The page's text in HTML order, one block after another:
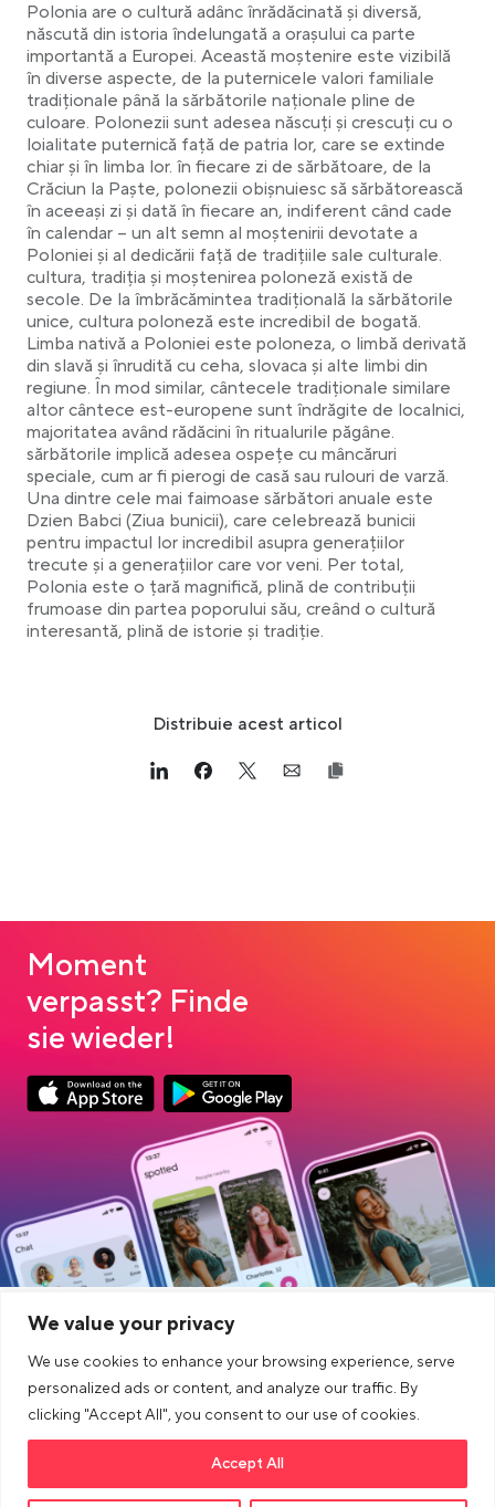
We value your privacy
We use cookies to enhance your browsing experience, serve
personalized ads or content, and analyze our traffic. By
clicking "Accept All", you consent to our use of cookies.
Accept All
Polonia are o cultură adânc înrădăcinată și diversă,
născută din istoria îndelungată a orașului ca parte
importantă a Europei. Această moștenire este vizibilă
în diverse aspecte, de la puternicele valori familiale
tradiționale până la sărbătorile naționale pline de
culoare. Polonezii sunt adesea născuți și crescuți cu o
loialitate puternică față de patria lor, care se extinde
chiar și în limba lor. în fiecare zi de sărbătoare, de la
Crăciun la Paște, polonezii obișnuiesc să sărbătorească
în aceeași zi și dată în fiecare an, indiferent când cade
în calendar – un alt semn al moștenirii devotate a
Poloniei și al dedicării față de tradițiile sale culturale.
cultura, tradiția și moștenirea poloneză există de
secole. De la îmbrăcămintea tradițională la sărbătorile
unice, cultura poloneză este incredibil de bogată.
Limba nativă a Poloniei este poloneza, o limbă derivată
din slavă și înrudită cu ceha, slovaca și alte limbi din
regiune. În mod similar, cântecele tradiționale similare
altor cântece est-europene sunt îndrăgite de localnici,
majoritatea având rădăcini în ritualurile păgâne.
sărbătorile implică adesea ospețe cu mâncăruri
speciale, cum ar fi pierogi de casă sau rulouri de varză.
Una dintre cele mai faimoase sărbători anuale este
Dzien Babci (Ziua bunicii), care celebrează bunicii
pentru impactul lor incredibil asupra generațiilor
trecute și a generațiilor care vor veni. Per total,
Polonia este o țară magnifică, plină de contribuții
frumoase din partea poporului său, creând o cultură
interesantă, plină de istorie și tradiție.
Distribuie acest articol
Link opens in a new tab
>Share on Linkedin
Link opens in a new tab
>Share on Facebook
Link opens in a new tab
>Share on Twitter
Link opens in a new tab
>Share on Email
Moment
verpasst? Finde
sie wieder!
Link opens in a new tabLink opens in a new tab
Google Play Download
COMPANIE
Blog
JURIDIC
Link opens in a new tab
>Link to tiktok profile
Link opens in a new tab
>Link to Instagram profile
Link opens in a new tab
>Link to Youtube profile